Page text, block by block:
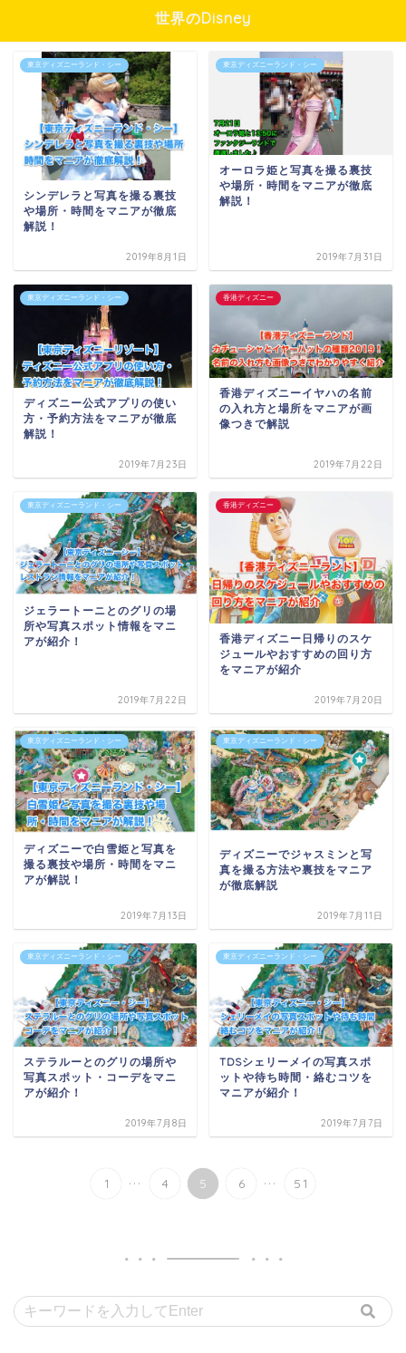
世界のDisney
東京ディズニーランド・シー
シンデレラと写真を撮る裏技
や場所・時間をマニアが徹底
解説！
2019年8月1日
東京ディズニーランド・シー
オーロラ姫と写真を撮る裏技
や場所・時間をマニアが徹底
解説！
2019年7月31日
東京ディズニーランド・シー
ディズニー公式アプリの使い
方・予約方法をマニアが徹底
解説！
2019年7月23日
香港ディズニー
香港ディズニーイヤハの名前
の入れ方と場所をマニアが画
像つきで解説
2019年7月22日
東京ディズニーランド・シー
ジェラートーニとのグリの場
所や写真スポット情報をマニ
アが紹介！
2019年7月22日
香港ディズニー
香港ディズニー日帰りのスケ
ジュールやおすすめの回り方
をマニアが紹介
2019年7月20日
東京ディズニーランド・シー
ディズニーで白雪姫と写真を
撮る裏技や場所・時間をマニ
アが解説！
2019年7月13日
東京ディズニーランド・シー
ディズニーでジャスミンと写
真を撮る方法や裏技をマニア
が徹底解説
2019年7月11日
東京ディズニーランド・シー
ステラルーとのグリの場所や
写真スポット・コーデをマニ
アが紹介！
2019年7月8日
東京ディズニーランド・シー
TDSシェリーメイの写真スポ
ットや待ち時間・絡むコツを
マニアが紹介！
2019年7月7日
1 ... 4 5 6 ... 51